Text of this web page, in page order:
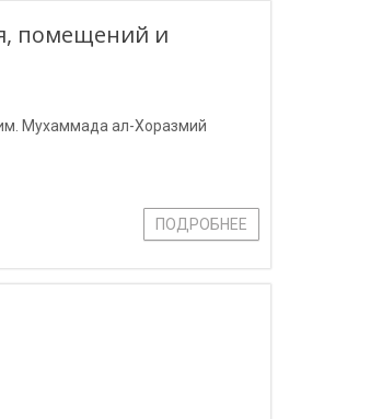
помещений и
Мухаммада ал-Хоразмий
ПОДРОБНЕЕ